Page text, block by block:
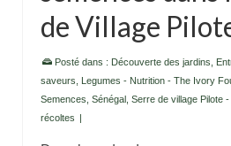
de Village
Posté dans : Découverte des jardins
saveurs
Legumes - Nutrition - The Ivory
Semences Sénégal Serre de village Pilote
récoltes |